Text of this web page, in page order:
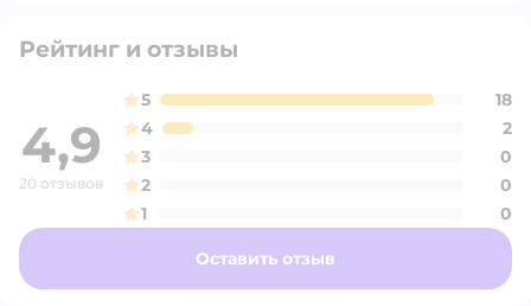
Рейтинг и отзывы
4,9
20 отзывов
5
18
4
2
3
0
2
0
1
0
Оставить отзыв